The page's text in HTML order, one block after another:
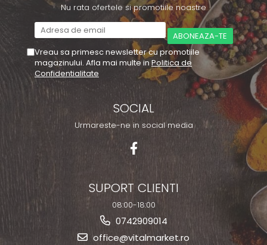
Nu rata ofertele si promotiile noastre
Vreau sa primesc newsletter cu promotiile
magazinului. Afla mai multe in Politica de
Confidentialitate
SOCIAL
Urmareste-ne in social media
SUPORT CLIENTI
08:00-18:00
0742909014
office@vitalmarket.ro